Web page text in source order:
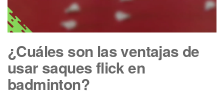
¿Cuáles son las ventajas de
usar saques flick en
badminton?